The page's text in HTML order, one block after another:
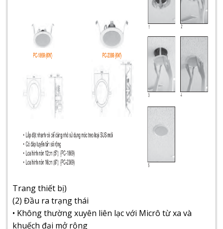
Trang thiết bị)
(2) Đầu ra trạng thái
• Không thường xuyên liên lạc với Micrô từ xa và
khuếch đại mở rộng